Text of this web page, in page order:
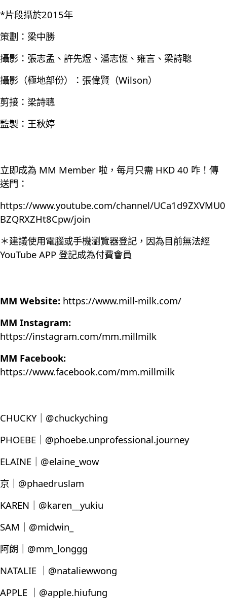
*片段攝於2015年
策劃：梁中勝
攝影：張志孟、許先煜、潘志恆、雍言、梁詩聰
攝影（極地部份）：張偉賢（Wilson）
剪接：梁詩聰
監製：王秋婷
立即成為 MM Member 啦，每月只需 HKD 40 咋！傳
送門：
https://www.youtube.com/channel/UCa1d9ZXVMU0
BZQRXZHt8Cpw/join
＊建議使用電腦或手機瀏覽器登記，因為目前無法經
YouTube APP 登記成為付費會員
MM Website: https://www.mill-milk.com/
MM Instagram:
https://instagram.com/mm.millmilk
MM Facebook:
https://www.facebook.com/mm.millmilk
CHUCKY｜@chuckyching
PHOEBE｜@phoebe.unprofessional.journey
ELAINE｜@elaine_wow
京｜@phaedruslam
KAREN｜@karen__yukiu
SAM｜@midwin_
阿朗｜@mm_longgg
NATALIE ｜@nataliewwong
APPLE ｜@apple.hiufung